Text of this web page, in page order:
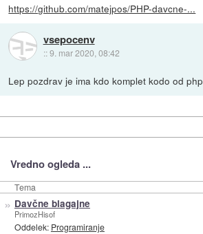
https://github.com/matejpos/PHP-davcne-...
vsepocenv
::9. mar 2020, 08:42
Lep pozdrav je ima kdo komplet kodo od
Vredno ogleda ...
Tema
» Davčne blagajne
PrimozHisof
Oddelek: Programiranje